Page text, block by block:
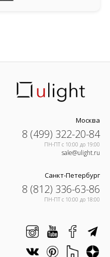
Москва
8 (499) 322-20-84
ПН-ПТ c 10:00 до 19:00
sale@ulight.ru
Санкт-Петербург
8 (812) 336-63-86
ПН-ПТ c 10:00 до 18:00